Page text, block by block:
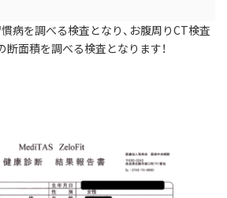
病を調べる検査となり、お腹周りCT検査
面積を調べる検査となります！